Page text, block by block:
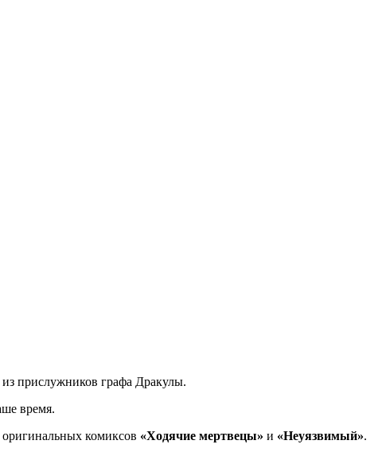
прислужников графа Дракулы.
время.
оригинальных комиксов «Ходячие мертвецы» и «Неуязвимый».